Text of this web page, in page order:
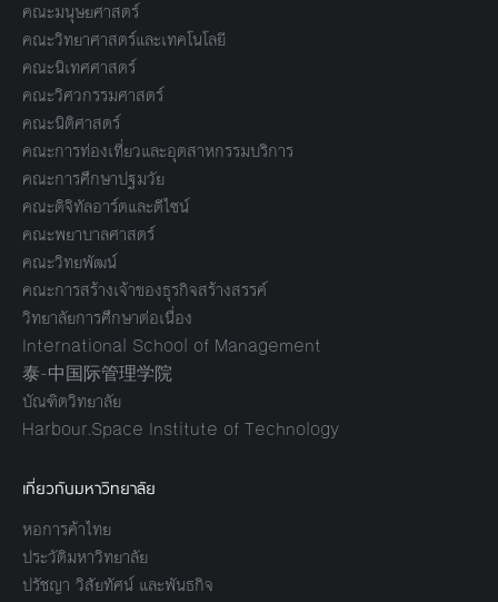
คณะมนุษยศาสตร์
คณะวิทยาศาสตร์และเทคโนโลยี
คณะนิเทศศาสตร์
คณะวิศวกรรมศาสตร์
คณะนิติศาสตร์
คณะการท่องเที่ยวและอุตสาหกรรมบริการ
คณะการศึกษาปฐมวัย
คณะดิจิทัลอาร์ตและดีไซน์
คณะพยาบาลศาสตร์
คณะวิทยพัฒน์
คณะการสร้างเจ้าของธุรกิจสร้างสรรค์
วิทยาลัยการศึกษาต่อเนื่อง
International School of Management
泰-中国际管理学院
บัณฑิตวิทยาลัย
Harbour.Space Institute of Technology
เกี่ยวกับมหาวิทยาลัย
หอการค้าไทย
ประวัติมหาวิทยาลัย
ปรัชญา วิสัยทัศน์ และพันธกิจ